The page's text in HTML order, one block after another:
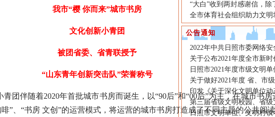
我市“樱 你而来”城市书房
文化创新小青团
被团省委、省青联授予
“山东青年创新突击队”荣誉称号
伴随着2020年首批城市书房而诞生，以“90后”和“00后”为主，在城市书房
”、“书房 文创”的运营模式，将运营的城市书房打造成了不同主题的公共阅
“大白”收到两封感谢信，
全市体育社会组织助力文明
公告通知
2022年中共日照市委网络
关于公布2021年度全市新
日照市2021年度市级文明
关于做好2021年度 省、市
印发《关于深化文明单位
第三届省级文明校园、省
日照市文明单位、文明村镇